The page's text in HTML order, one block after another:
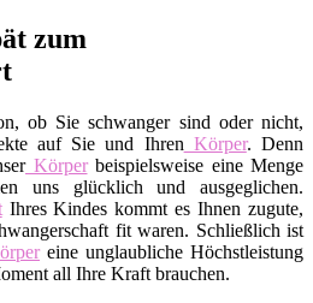
zum
ob Sie schwanger sind oder nicht,
auf Sie und Ihren Körper. Denn
Körperbeispielsweise eine Menge
uns glücklich und ausgeglichen.
Ihres Kindes kommt es Ihnen zugute,
fit waren. Schließlich ist
eine unglaubliche Höchstleistung
all Ihre Kraft brauchen.